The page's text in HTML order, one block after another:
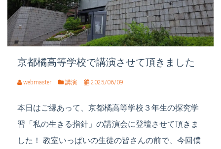
京都橘高等学校で講演させて頂きました
webmaster 講演 2025/06/09
本日はご縁あって、京都橘高等学校３年生の探究学
習「私の生きる指針」の講演会に登壇させて頂きま
した！ 教室いっぱいの生徒の皆さんの前で、今回僕